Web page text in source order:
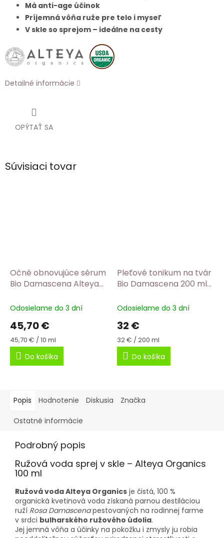
Má anti-age účinok
Príjemná vôňa ruže pre telo i myseľ
V skle so sprejom – ideálne na cesty
Detailné informácie
OPÝTAŤ SA
Súvisiaci tovar
Očné obnovujúce sérum
Bio Damascena Alteya
Odosielame do 3 dní
45,70 €
Jednotková
cena:
45,70 € / 10 ml
Do košíka
Pleťové tonikum na tvár
Bio Damascena 200 ml
Odosielame do 3 dní
32 €
Jednotková
cena:
32 € / 200 ml
Do košíka
Popis Hodnotenie Diskusia Značka
Ostatné informácie
Podrobný popis
Ružová voda sprej v skle – Alteya Organics
100 ml
Ružová voda Alteya Organics je čistá, 100 %
organická kvetinová voda získaná parnou destiláciou
ruží Rosa Damascenapestovaných na rodinnej farme
v srdci bulharského ružového údolia.
Jej jemná vôňa a účinky na pokožku i zmysly ju robia